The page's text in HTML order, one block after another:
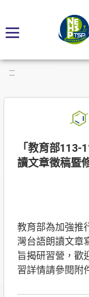
:::
「教育部113-
讀文章徵稿暨
教育部為加強推
灣台語朗讀文章
旨揭研習營，歡
習詳情請參閱附